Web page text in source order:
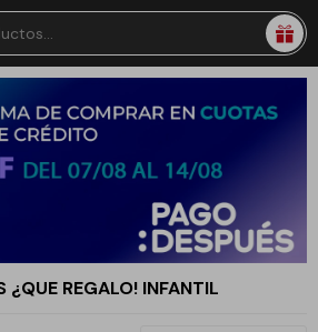
¿QUE REGALO! INFANTIL